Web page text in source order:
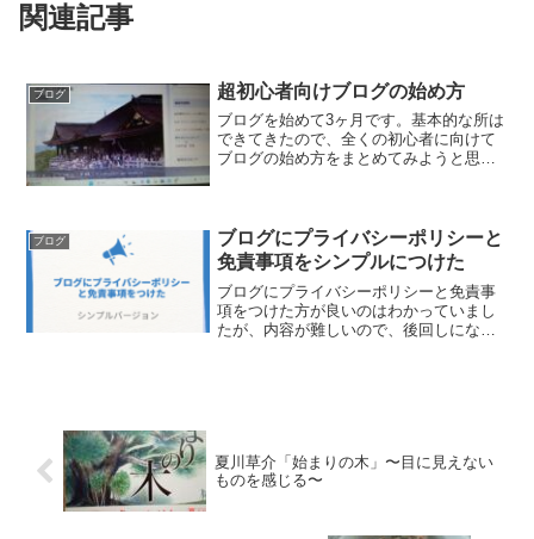
関連記事
ブログ 超初心者向けブログの始め方
ブログを始めて3ヶ月です。基本的な所は
できてきたので、全くの初心者に向けて
ブログの始め方をまとめてみようと思い
ービスを選ぶかまず、ブ...
ブログ
ブログにプライバシーポリシーと
免責事項をシンプルにつけた
ブログにプライバシーポリシーと免責事
項をつけた方が良いのはわかっていまし
たが、内容が難しいので、後回しになっ
夏川草介「始まりの木」〜目に見えない
ものを感じる〜